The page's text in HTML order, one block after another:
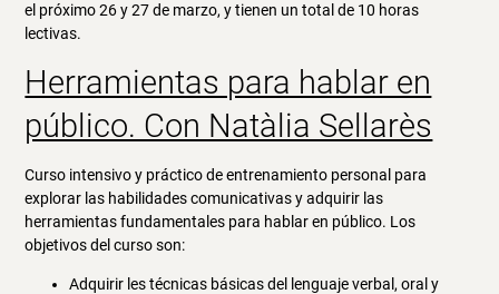
el próximo 26 y 27 de marzo, y tienen un total de 10 horas
lectivas.
Herramientas para hablar en
público. Con Natàlia Sellarès
Curso intensivo y práctico de entrenamiento personal para
explorar las habilidades comunicativas y adquirir las
herramientas fundamentales para hablar en público. Los
objetivos del curso son:
Adquirir les técnicas básicas del lenguaje verbal, oral y